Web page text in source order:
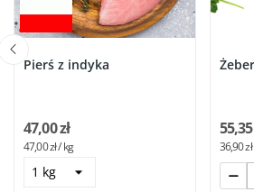
Pierś z indyka
47,00 zł
47,00 zł / kg
55,35
36,90